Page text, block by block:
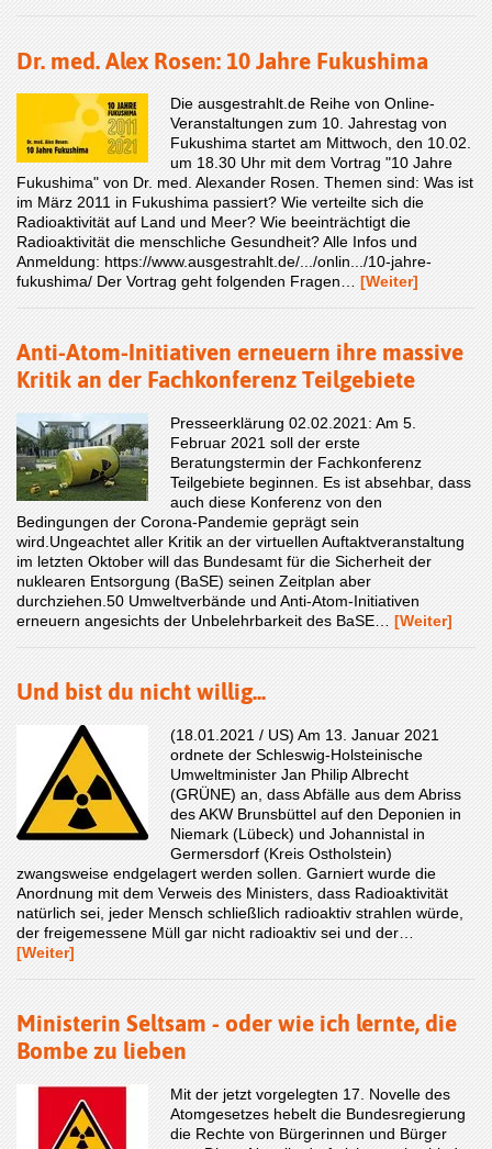
Dr. med. Alex Rosen: 10 Jahre Fukushima
Die ausgestrahlt.de Reihe von Online-
Veranstaltungen zum 10. Jahrestag von
Fukushima startet am Mittwoch, den 10.02.
um 18.30 Uhr mit dem Vortrag "10 Jahre
Fukushima" von Dr. med. Alexander Rosen. Themen sind: Was ist
im März 2011 in Fukushima passiert? Wie verteilte sich die
Radioaktivität auf Land und Meer? Wie beeinträchtigt die
Radioaktivität die menschliche Gesundheit? Alle Infos und
Anmeldung: https://www.ausgestrahlt.de/.../onlin.../10-jahre-
fukushima/ Der Vortrag geht folgenden Fragen… [Weiter]
Anti-Atom-Initiativen erneuern ihre massive
Kritik an der Fachkonferenz Teilgebiete
Presseerklärung 02.02.2021: Am 5.
Februar 2021 soll der erste
Beratungstermin der Fachkonferenz
Teilgebiete beginnen. Es ist absehbar, dass
auch diese Konferenz von den
Bedingungen der Corona-Pandemie geprägt sein
wird.Ungeachtet aller Kritik an der virtuellen Auftaktveranstaltung
im letzten Oktober will das Bundesamt für die Sicherheit der
nuklearen Entsorgung (BaSE) seinen Zeitplan aber
durchziehen.50 Umweltverbände und Anti-Atom-Initiativen
erneuern angesichts der Unbelehrbarkeit des BaSE… [Weiter]
Und bist du nicht willig...
(18.01.2021 / US) Am 13. Januar 2021
ordnete der Schleswig-Holsteinische
Umweltminister Jan Philip Albrecht
(GRÜNE) an, dass Abfälle aus dem Abriss
des AKW Brunsbüttel auf den Deponien in
Niemark (Lübeck) und Johannistal in
Germersdorf (Kreis Ostholstein)
zwangsweise endgelagert werden sollen. Garniert wurde die
Anordnung mit dem Verweis des Ministers, dass Radioaktivität
natürlich sei, jeder Mensch schließlich radioaktiv strahlen würde,
der freigemessene Müll gar nicht radioaktiv sei und der…
[Weiter]
Ministerin Seltsam - oder wie ich lernte, die
Bombe zu lieben
Mit der jetzt vorgelegten 17. Novelle des
Atomgesetzes hebelt die Bundesregierung
die Rechte von Bürgerinnen und Bürger